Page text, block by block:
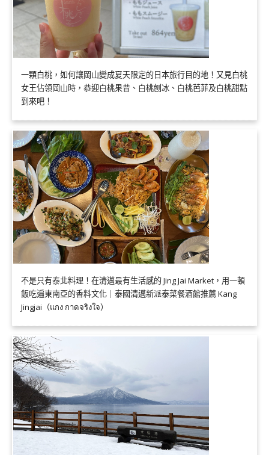
一顆白桃，如何讓岡山變成夏天限定的日本旅行目的地！又見白桃
女王佔領岡山時，恭迎白桃果昔、白桃刨冰、白桃芭菲及白桃甜點
到來吧！
不是只有泰北料理！在清邁最有生活感的 Jing Jai Market，用一頓
飯吃遍東南亞的香料文化｜泰國清邁新派泰菜餐酒館推薦 Kang
Jingjai（แกง กาดจริงใจ）